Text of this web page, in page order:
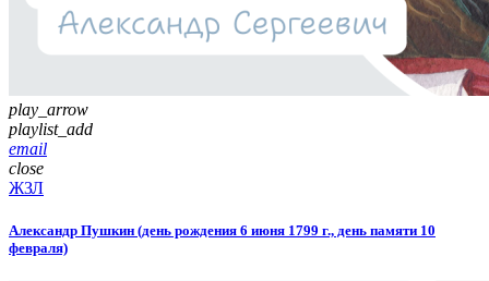
play_arrow
playlist_add
email
close
ЖЗЛ
Александр Пушкин (день рождения 6 июня 1799 г., день памяти 10
февраля)